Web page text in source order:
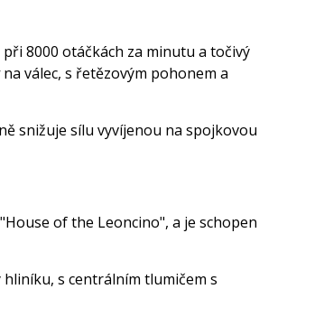
při 8000 otáčkách za minutu a točivý
na válec, s řetězovým pohonem a
snižuje sílu vyvíjenou na spojkovou
of the Leoncino", a je schopen
s centrálním tlumičem s